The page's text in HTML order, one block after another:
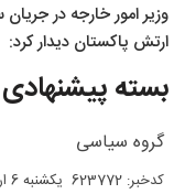
وزیر امور خارجه در
ارتش پاکستان دیدار کرد:
بسته
گروه سیاسی
کدخبر: 623772 یکشنبه 6 اردیبهشت 1405